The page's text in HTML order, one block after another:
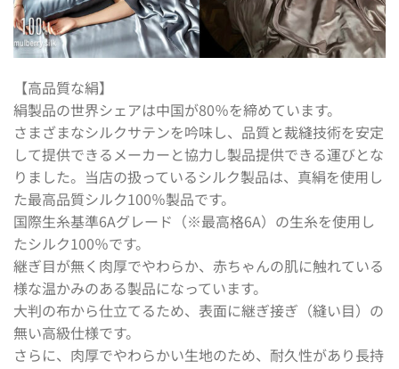
【高品質な絹】
絹製品の世界シェアは中国が80％を締めています。
さまざまなシルクサテンを吟味し、品質と裁縫技術を安定
して提供できるメーカーと協力し製品提供できる運びとな
りました。当店の扱っているシルク製品は、真絹を使用し
た最高品質シルク100％製品です。
国際生糸基準6Aグレード（※最高格6A）の生糸を使用し
たシルク100％です。
継ぎ目が無く肉厚でやわらか、赤ちゃんの肌に触れている
様な温かみのある製品になっています。
大判の布から仕立てるため、表面に継ぎ接ぎ（縫い目）の
無い高級仕様です。
さらに、肉厚でやわらかい生地のため、耐久性があり長持